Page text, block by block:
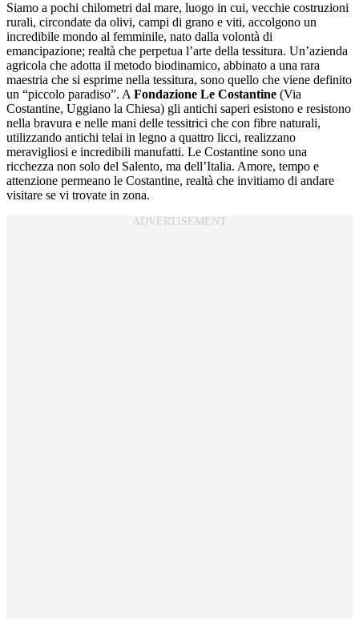
Siamo a pochi chilometri dal mare, luogo in cui, vecchie costruzioni
rurali, circondate da olivi, campi di grano e viti, accolgono un
incredibile mondo al femminile, nato dalla volontà di
emancipazione; realtà che perpetua l’arte della tessitura. Un’azienda
agricola che adotta il metodo biodinamico, abbinato a una rara
maestria che si esprime nella tessitura, sono quello che viene definito
un “piccolo paradiso”. AFondazione Le Costantine (Via
Costantine, Uggiano la Chiesa) gli antichi saperi esistono e resistono
nella bravura e nelle mani delle tessitrici che con fibre naturali,
utilizzando antichi telai in legno a quattro licci, realizzano
meravigliosi e incredibili manufatti. Le Costantine sono una
ricchezza non solo del Salento, ma dell’Italia. Amore, tempo e
attenzione permeano le Costantine, realtà che invitiamo di andare
visitare se vi trovate in zona.